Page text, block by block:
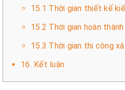
15.1 Thời gian thiết kế
15.2 Thời gian hoàn
15.3 Thời gian thi công
16. Kết luận